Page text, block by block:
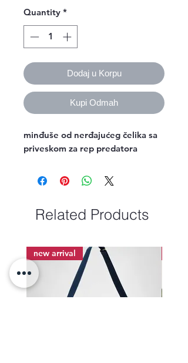
Quantity *
Dodaj u Korpu
Kupi Odmah
minđuše od nerđajućeg čelika sa
priveskom za rep predatora
Related Products
new arrival